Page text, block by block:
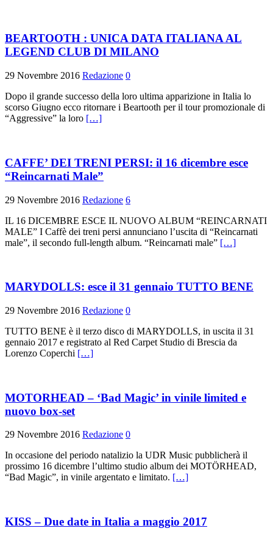
BEARTOOTH : UNICA DATA ITALIANA AL
LEGEND CLUB DI MILANO
29 Novembre 2016 Redazione 0
Dopo il grande successo della loro ultima apparizione in Italia lo
scorso Giugno ecco ritornare i Beartooth per il tour promozionale di
“Aggressive” la loro […]
CAFFE’ DEI TRENI PERSI: il 16 dicembre esce
“Reincarnati Male”
29 Novembre 2016 Redazione 6
IL 16 DICEMBRE ESCE IL NUOVO ALBUM “REINCARNATI
MALE” I Caffè dei treni persi annunciano l’uscita di “Reincarnati
male”, il secondo full-length album. “Reincarnati male” […]
MARYDOLLS: esce il 31 gennaio TUTTO BENE
29 Novembre 2016 Redazione 0
TUTTO BENE è il terzo disco di MARYDOLLS, in uscita il 31
gennaio 2017 e registrato al Red Carpet Studio di Brescia da
Lorenzo Coperchi […]
MOTORHEAD – ‘Bad Magic’ in vinile limited e
nuovo box-set
29 Novembre 2016 Redazione 0
In occasione del periodo natalizio la UDR Music pubblicherà il
prossimo 16 dicembre l’ultimo studio album dei MOTÖRHEAD,
“Bad Magic”, in vinile argentato e limitato. […]
KISS – Due date in Italia a maggio 2017